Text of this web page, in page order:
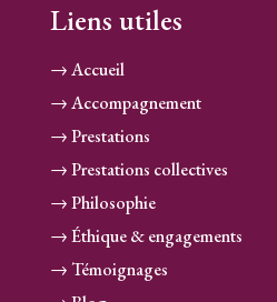
Liens utiles
→ Accueil
→ Accompagnement
→ Prestations
→ Prestations collectives
→ Philosophie
→ Éthique & engagements
→ Témoignages